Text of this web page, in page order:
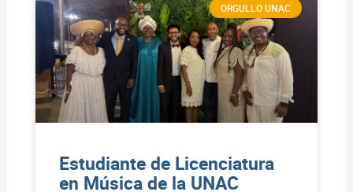
ORGULLO UNAC
Estudiante de Licenciatura
en Música de la UNAC